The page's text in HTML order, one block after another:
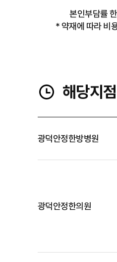
본인부담률
* 약재에 따라 비
해당지점
광덕안정한방병원
광덕안정한의원